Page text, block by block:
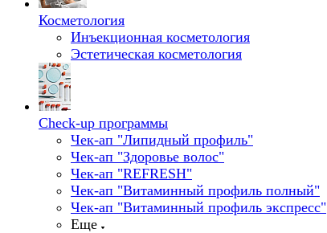
Косметология
Инъекционная косметология
Эстетическая косметология
Check-up программы
Чек-ап "Липидный профиль"
Чек-ап "Здоровье волос"
Чек-ап "REFRESH"
Чек-ап "Витаминный профиль полный"
Чек-ап "Витаминный профиль экспресс"
Еще